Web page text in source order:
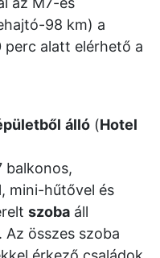
98 km) a
perc alatt elérhető a
álló (Hotel
balkonos,
mini-hűtővel és
szoba áll
összes szoba